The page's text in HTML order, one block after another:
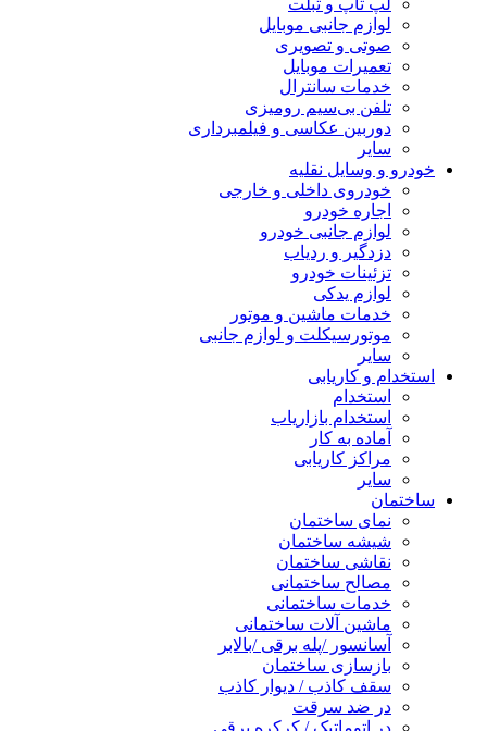
لپ تاپ و تبلت
لوازم جانبی موبایل
صوتی و تصویری
تعمیرات موبایل
خدمات سانترال
تلفن بی‌سیم رومیزی
دوربین عکاسی و فیلمبرداری
سایر
خودرو و وسایل نقلیه
خودروی داخلی و خارجی
اجاره خودرو
لوازم جانبی خودرو
دزدگیر و ردیاب
تزئینات خودرو
لوازم یدکی
خدمات ماشین و موتور
موتورسیکلت و لوازم جانبی
سایر
استخدام و کاریابی
استخدام
استخدام بازاریاب
آماده به کار
مراکز کاریابی
سایر
ساختمان
نمای ساختمان
شیشه ساختمان
نقاشی ساختمان
مصالح ساختمانی
خدمات ساختمانی
ماشین آلات ساختمانی
آسانسور /پله برقی /بالابر
بازسازی ساختمان
سقف کاذب / دیوار کاذب
در ضد سرقت